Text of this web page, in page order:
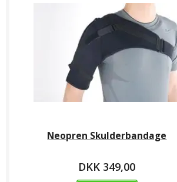
Neopren Skulderbandage
DKK 349,00